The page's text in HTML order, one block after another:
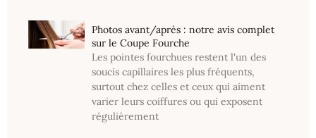
Photos avant/après : notre avis complet
sur le Coupe Fourche
Les pointes fourchues restent l'un des
soucis capillaires les plus fréquents,
surtout chez celles et ceux qui aiment
varier leurs coiffures ou qui exposent
régulièrement